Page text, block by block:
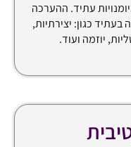
עתיד. ההערכה
כגון: יצירתיות,
יוזמה ועוד.